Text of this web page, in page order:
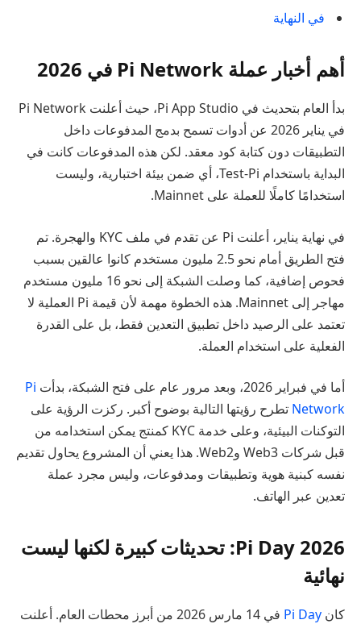
في النهاية
أهم أخبار عملة Pi Network في 2026
بدأ العام بتحديث في Pi App Studio، حيث أعلنت Pi Network
في يناير 2026 عن أدوات تسمح بدمج المدفوعات داخل
التطبيقات دون كتابة كود معقد. لكن هذه المدفوعات كانت في
البداية باستخدام Test-Pi، أي ضمن بيئة اختبارية، وليست
استخدامًا كاملًا للعملة على Mainnet.
في نهاية يناير، أعلنت Pi عن تقدم في ملف KYC والهجرة. تم
فتح الطريق أمام نحو 2.5 مليون مستخدم كانوا عالقين بسبب
فحوص إضافية، كما وصلت الشبكة إلى نحو 16 مليون مستخدم
مهاجر إلى Mainnet. هذه الخطوة مهمة لأن قيمة Pi العملية لا
تعتمد على الرصيد داخل تطبيق التعدين فقط، بل على القدرة
الفعلية على استخدام العملة.
أما في فبراير 2026، وبعد مرور عام على فتح الشبكة، بدأت
Pi
Network تطرح رؤيتها التالية بوضوح أكبر. ركزت الرؤية على
التوكنات البيئية، وعلى خدمة KYC كمنتج يمكن استخدامه من
قبل شركات Web3 وWeb2. هذا يعني أن المشروع يحاول تقديم
نفسه كبنية هوية وتطبيقات ومدفوعات، وليس مجرد عملة
تعدين عبر الهاتف.
Pi Day 2026: تحديثات كبيرة لكنها ليست
نهائية
كان Pi Day
في 14 مارس 2026 من أبرز محطات العام. أعلنت